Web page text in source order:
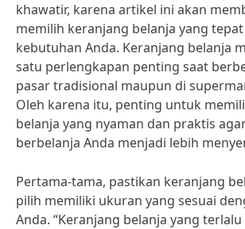
khawatir, karena artikel ini akan
memilih keranjang belanja yang
kebutuhan Anda. Keranjang belanja
satu perlengkapan penting saat
pasar tradisional maupun di
Oleh karena itu, penting untuk
belanja yang nyaman dan praktis
berbelanja Anda menjadi lebih
Pertama-tama, pastikan keranjang
pilih memiliki ukuran yang sesuai
Anda. “Keranjang belanja yang